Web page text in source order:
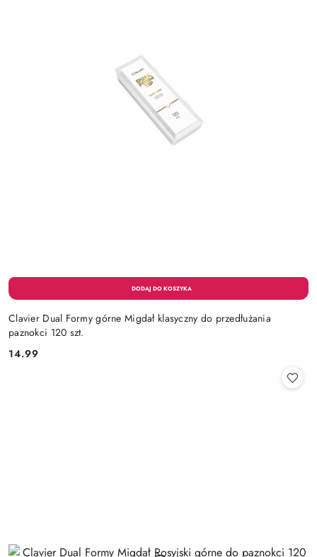
Clavier Dual Formy górne Migdał klasyczny do przedłużania
paznokci 120 szt.
Cena:
14.99